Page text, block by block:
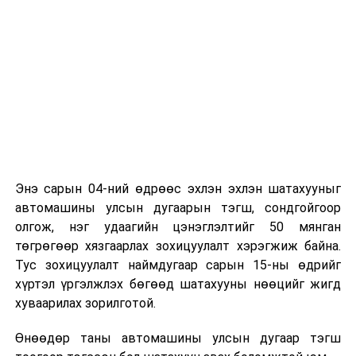
Энэ сарын 04-ний өдрөөс эхлэн эхлэн шатахууныг
автомашины улсын дугаарын тэгш, сондгойгоор
олгож, нэг удаагийн цэнэглэлтийг 50 мянган
төгрөгөөр хязгаарлах зохицуулалт хэрэгжиж байна.
Тус зохицуулалт наймдугаар сарын 15-ны өдрийг
хүртэл үргэлжлэх бөгөөд шатахууны нөөцийг жигд
хуваарилах зорилготой.
Өнөөдөр таны автомашины улсын дугаар тэгш